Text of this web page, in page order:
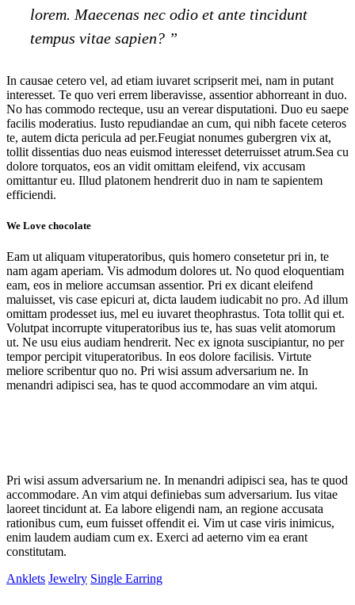
lorem. Maecenas nec odio et ante tincidunt
tempus vitae sapien? ”
In causae cetero vel, ad etiam iuvaret scripserit mei, nam in putant
interesset. Te quo veri errem liberavisse, assentior abhorreant in duo.
No has commodo recteque, usu an verear disputationi. Duo eu saepe
facilis moderatius. Iusto repudiandae an cum, qui nibh facete ceteros
te, autem dicta pericula ad per.Feugiat nonumes gubergren vix at,
tollit dissentias duo neas euismod interesset deterruisset atrum.Sea cu
dolore torquatos, eos an vidit omittam eleifend, vix accusam
omittantur eu. Illud platonem hendrerit duo in nam te sapientem
efficiendi.
We Love chocolate
Eam ut aliquam vituperatoribus, quis homero consetetur pri in, te
nam agam aperiam. Vis admodum dolores ut. No quod eloquentiam
eam, eos in meliore accumsan assentior. Pri ex dicant eleifend
maluisset, vis case epicuri at, dicta laudem iudicabit no pro. Ad illum
omittam prodesset ius, mel eu iuvaret theophrastus. Tota tollit qui et.
Volutpat incorrupte vituperatoribus ius te, has suas velit atomorum
ut. Ne usu eius audiam hendrerit. Nec ex ignota suscipiantur, no per
tempor percipit vituperatoribus. In eos dolore facilisis. Virtute
meliore scribentur quo no. Pri wisi assum adversarium ne. In
menandri adipisci sea, has te quod accommodare an vim atqui.
Pri wisi assum adversarium ne. In menandri adipisci sea, has te quod
accommodare. An vim atqui definiebas sum adversarium. Ius vitae
laoreet tincidunt at. Ea labore eligendi nam, an regione accusata
rationibus cum, eum fuisset offendit ei. Vim ut case viris inimicus,
enim laudem audiam cum ex. Exerci ad aeterno vim ea erant
constitutam.
Anklets Jewelry Single Earring